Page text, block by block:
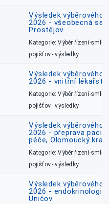
Výsledek výběrového
2026 - všeobecná
Prostějov
Kategorie: Výběr.řízení-
pojišťov.- výsledky
Výsledek výběrového
2026 - vnitřní
Kategorie: Výběr.řízení-
pojišťov.- výsledky
Výsledek výběrového
2026 - přeprava
péče, Olomoucký kraj
Kategorie: Výběr.řízení-
pojišťov.- výsledky
Výsledek výběrového
2026 - endokrinologie
Uničov